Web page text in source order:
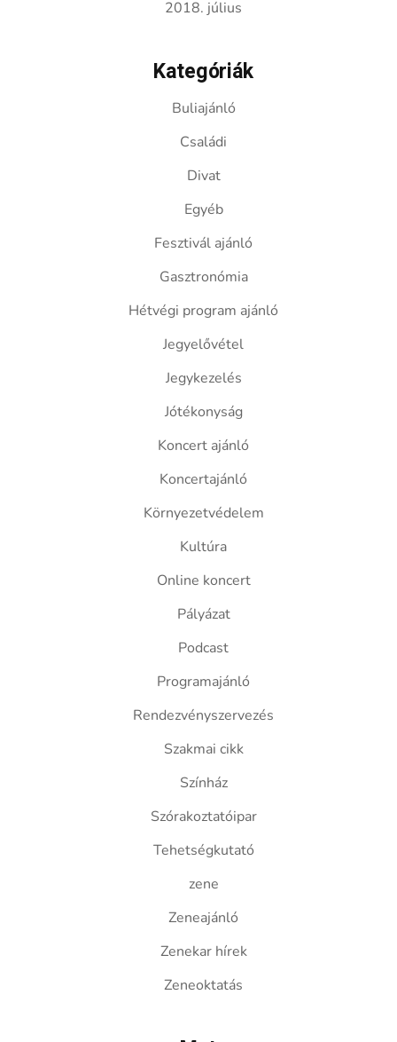
2018. július
Kategóriák
Buliajánló
Családi
Divat
Egyéb
Fesztivál ajánló
Gasztronómia
Hétvégi program ajánló
Jegyelővétel
Jegykezelés
Jótékonyság
Koncert ajánló
Koncertajánló
Környezetvédelem
Kultúra
Online koncert
Pályázat
Podcast
Programajánló
Rendezvényszervezés
Szakmai cikk
Színház
Szórakoztatóipar
Tehetségkutató
zene
Zeneajánló
Zenekar hírek
Zeneoktatás